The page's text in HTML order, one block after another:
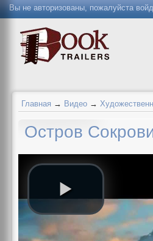
Вы не авторизованы, пожалуйста
Главная → Видео →
Остров